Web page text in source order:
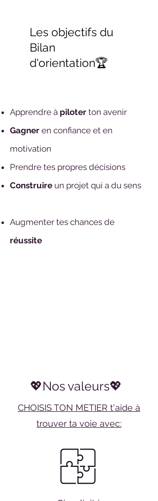
Les objectifs du
Bilan
d'orientation🏆
Apprendre à piloter ton avenir
Gagner en confiance et en
motivation
Prendre tes propres décisions
Construire un projet qui a du sens
Augmenter tes chances de
réussite
💖Nos valeurs💖
CHOISIS TON METIER t'aide à
trouver ta voie avec: